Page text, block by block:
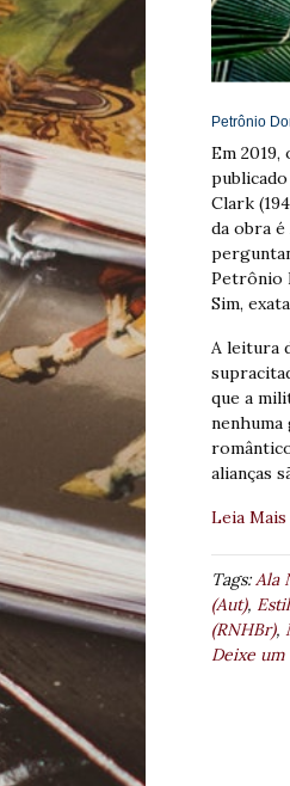
Petrônio
Em 2019,
Clark
da obra é
Petrônio
Sim,
A leitura
que a
nenhuma
alianças
Leia Mais
Tags:Ala
(Aut),
(RNHBr),
Deixe